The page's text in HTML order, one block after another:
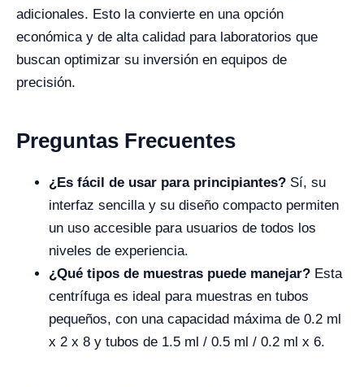
adicionales. Esto la convierte en una opción
económica y de alta calidad para laboratorios que
buscan optimizar su inversión en equipos de
precisión.
Preguntas Frecuentes
¿Es fácil de usar para principiantes? Sí, su
interfaz sencilla y su diseño compacto permiten
un uso accesible para usuarios de todos los
niveles de experiencia.
¿Qué tipos de muestras puede manejar? Esta
centrífuga es ideal para muestras en tubos
pequeños, con una capacidad máxima de 0.2 ml
x 2 x 8 y tubos de 1.5 ml / 0.5 ml / 0.2 ml x 6.